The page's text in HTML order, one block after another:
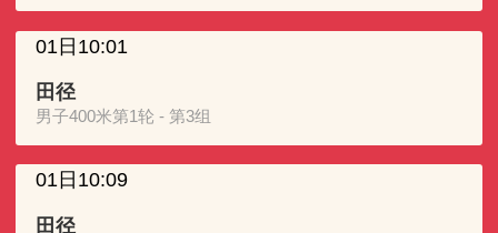
01日10:01
田径
男子400米第1轮 - 第3组
01日10:09
田径